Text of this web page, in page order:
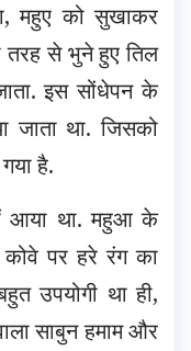
महुए को सुखाकर
तरह से भुने हुए तिल
इस सोंधेपन के
जाता था. जिसको
है.
आया था. महुआ के
पर हरे रंग का
उपयोगी था ही,
साबुन हमाम और